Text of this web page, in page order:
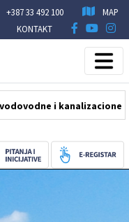
+387 33 492 100
MAP
KONTAKT
i kanalizacione mreže u